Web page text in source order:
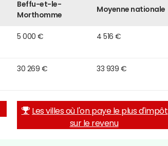
Beffu-et-le-
Morthomme
Moyenne nationale
5 000 € 4 516 €
30 269 € 33 939 €
Les villes où l'on paye le plus d'impôt
sur le revenu